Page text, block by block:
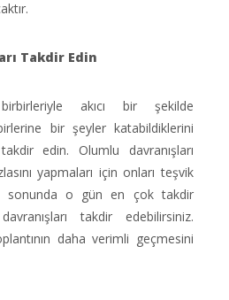
Takdir Edin
akıcı bir şekilde
bir şeyler katabildiklerini
edin. Olumlu davranışları
yapmaları için onları teşvik
sonunda o gün en çok takdir
takdir edebilirsiniz.
daha verimli geçmesini